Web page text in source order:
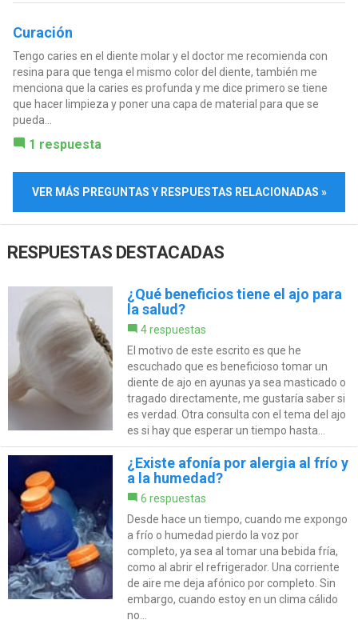
Curación
Tengo caries en el diente molar y el doctor me recomienda con
resina para que tenga el mismo color del diente, también me
menciona que la caries es profunda y me dice primero se tiene
que hacer limpieza y poner una capa de material para que se
pueda...
1 respuesta
VER MÁS PREGUNTAS Y RESPUESTAS RELACIONADAS »
RESPUESTAS DESTACADAS
¿Qué beneficios tiene el ajo para
la salud?
4 respuestas
El motivo de este escrito es que he
escuchado que es beneficioso tomar un
diente de ajo en ayunas ya sea masticado o
tragado directamente, me gustaría saber si
es verdad. Otra consulta con el tema del ajo
es si hay que esperar un tiempo hasta...
¿Existe afonía por alergia al frío y
a la humedad?
6 respuestas
Desde hace un tiempo, cuando me expongo
a frío o humedad pierdo la voz por
completo, ya sea al tomar una bebida fría,
como al abrir el refrigerador. Una corriente
de aire me deja afónico por completo. Sin
embargo, cuando estoy en un clima cálido
no...